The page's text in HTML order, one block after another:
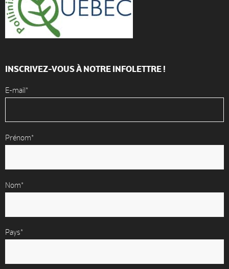
INSCRIVEZ-VOUS À NOTRE INFOLETTRE !
E-mail*
Prénom*
Nom*
Pays*